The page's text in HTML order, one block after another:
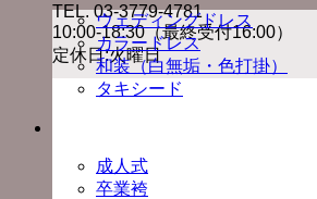
TEL. 03-3779-4781
10:00-18:30（最終受付16:00）
定休日:火曜日
ウェディングドレス
カラードレス
和装（白無垢・色打掛）
タキシード
成人式
卒業袴